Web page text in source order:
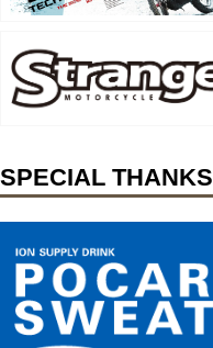
SPECIAL THANKS